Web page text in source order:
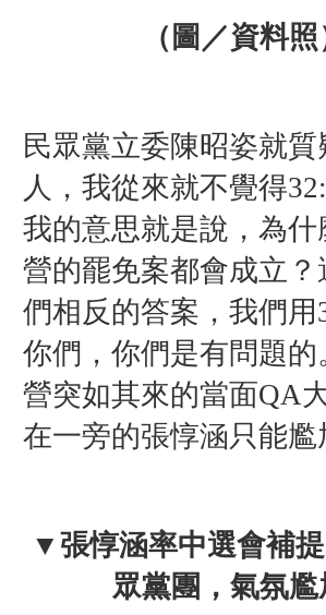
（圖／資料照
民眾黨立委陳昭姿就質
人，我從來就不覺得
我的意思就是說，為什
營的罷免案都會成立？
們相反的答案，我們用
你們，你們是有問題的
營突如其來的當面QA
在一旁的張惇涵只能尷
▼ 張惇涵率中選會補
眾黨團，氣氛尷